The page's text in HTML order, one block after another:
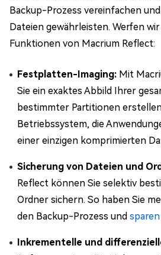
Backup-Prozess vereinfachen
Dateien gewährleisten. Werfen
Funktionen von Macrium Reflect:
Festplatten-Imaging: Mit
Sie ein exaktes Abbild Ihrer
bestimmter Partitionen
Betriebssystem, die
einer einzigen komprimierten
Sicherung von Dateien und
Reflect können Sie selektiv
Ordner sichern. So haben Sie
den Backup-Prozess und
Inkrementelle und